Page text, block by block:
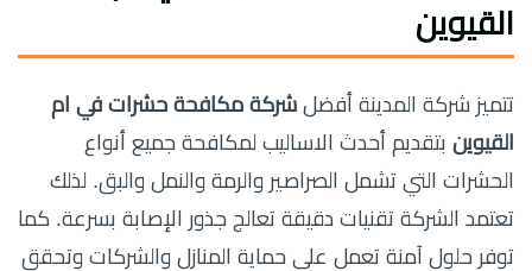
القيوين
تتميز شركة المدينة أفضل شركة مكافحة حشرات في ام
القيوين بتقديم أحدث الاساليب لمكافحة جميع أنواع
الحشرات التي تشمل الصراصير والرمة والنمل والبق. لذلك
تعتمد الشركة تقنيات دقيقة تعالج جذور الإصابة بسرعة. كما
توفر حلول آمنة تعمل على حماية المنازل والشركات وتحقق